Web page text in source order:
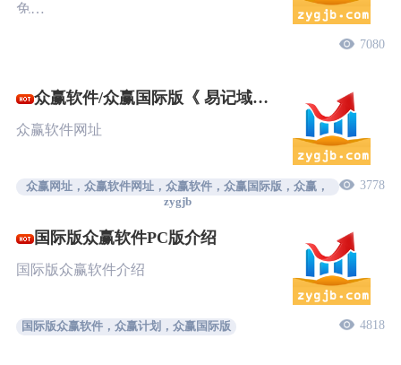
免…
7080
众赢软件/众赢国际版《 易记域
名》
众赢软件网址
众赢网址，众赢软件网址，众赢软件，众赢国际版，众赢，
zygjb
3778
国际版众赢软件PC版介绍
国际版众赢软件介绍
国际版众赢软件，众赢计划，众赢国际版 4818